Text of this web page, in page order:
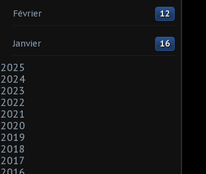
Février 12
Janvier 16
2025
2024
2023
2022
2021
2020
2019
2018
2017